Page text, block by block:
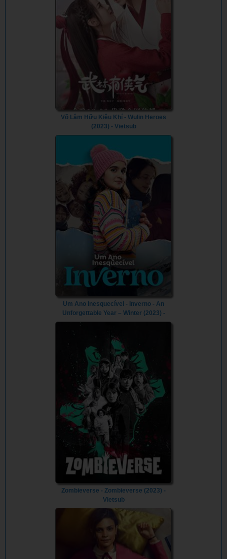
Võ Lâm Hữu Kiêu Khí - Wulin Heroes
(2023) - Vietsub
Um Ano Inesquecível - Inverno - An
Unforgettable Year – Winter (2023) -
Vietsub
Zombieverse - Zombieverse (2023) -
Vietsub